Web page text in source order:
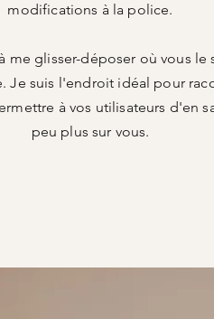
modifications à la police.
me glisser-déposer où vous le
Je suis l'endroit idéal pour
à vos utilisateurs d'en
peu plus sur vous.